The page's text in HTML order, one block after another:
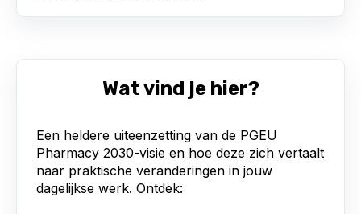
Wat vind je hier?
Een heldere uiteenzetting van de PGEU
Pharmacy 2030-visie en hoe deze zich vertaalt
naar praktische veranderingen in jouw
dagelijkse werk. Ontdek: